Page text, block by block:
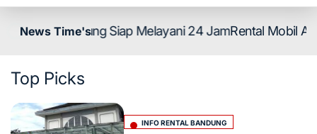
News Time's
Bandung Siap Melayani 24 JamRental Mobil Avanza
Top Picks
PostedINFO RENTAL BANDUNG